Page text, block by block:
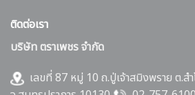
ติดต่อเรา
บริษัท ตราเพชร จำกัด
เลขที่ 87 หมู่ 10 ถ.ปู่เจ้าสมิงพราย ต.ส